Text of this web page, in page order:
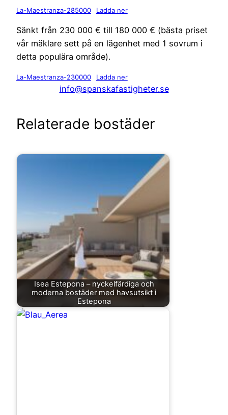
La-Maestranza-285000 Ladda ner
Sänkt från 230 000 € till 180 000 € (bästa priset
vår mäklare sett på en lägenhet med 1 sovrum i
detta populära område).
La-Maestranza-230000 Ladda ner
info@spanskafastigheter.se
Relaterade bostäder
Isea Estepona – nyckelfärdiga och
moderna bostäder med havsutsikt i
Estepona